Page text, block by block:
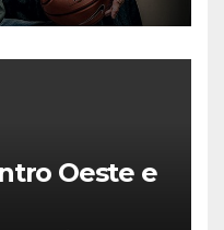
Oeste e